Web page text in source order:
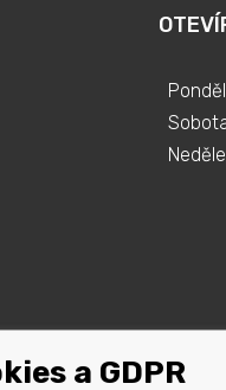
Neděle
a GDPR